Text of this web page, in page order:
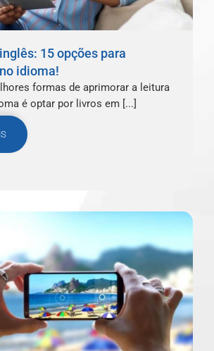
15 opções para
idioma!
formas de aprimorar a leitura
é optar por livros em [...]